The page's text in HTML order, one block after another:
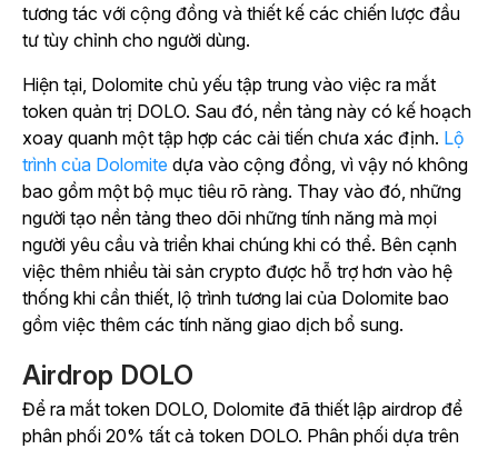
tương tác với cộng đồng và thiết kế các chiến lược đầu
tư tùy chỉnh cho người dùng.
Hiện tại, Dolomite chủ yếu tập trung vào việc ra mắt
token quản trị DOLO. Sau đó, nền tảng này có kế hoạch
xoay quanh một tập hợp các cải tiến chưa xác định. Lộ
trình của Dolomite dựa vào cộng đồng, vì vậy nó không
bao gồm một bộ mục tiêu rõ ràng. Thay vào đó, những
người tạo nền tảng theo dõi những tính năng mà mọi
người yêu cầu và triển khai chúng khi có thể. Bên cạnh
việc thêm nhiều tài sản crypto được hỗ trợ hơn vào hệ
thống khi cần thiết, lộ trình tương lai của Dolomite bao
gồm việc thêm các tính năng giao dịch bổ sung.
Airdrop DOLO
Để ra mắt token DOLO, Dolomite đã thiết lập airdrop để
phân phối 20% tất cả token DOLO. Phân phối dựa trên